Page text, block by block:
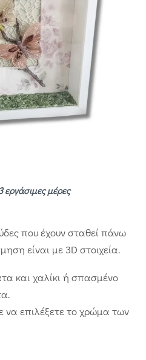
εργάσιμες μέρες
που έχουν σταθεί πάνω
είναι με 3D στοιχεία.
και χαλίκι ή σπασμένο
να επιλέξετε το χρώμα των